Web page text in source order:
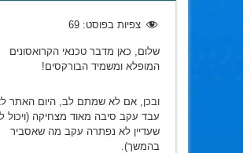
צפיות בפוסט: 69
שלום, כאן מדבר טכנאי הקרואסונים
המופלא ומשמיד הבורקסים!
ובכן, אם לא שמתם לב, היום האתר
עבד עקב סיבה מאוד מצחיקה (ויכול
שעדיין לא נפתרה עקב מה שאסביר
בהמשך).